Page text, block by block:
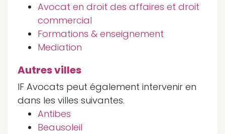
Avocat en droit des affaires et droit
commercial
Formations & enseignement
Mediation
Autres villes
IF Avocats peut également intervenir en
dans les villes suivantes.
Antibes
Beausoleil